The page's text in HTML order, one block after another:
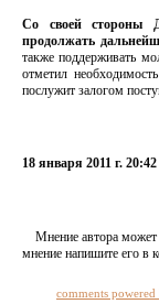
Со своей стороны
продолжать
также поддерживать
отметил
послужит залогом
18 января 2011 г. 20:42
Мнение автора может
мнение напишите его в
comments powered